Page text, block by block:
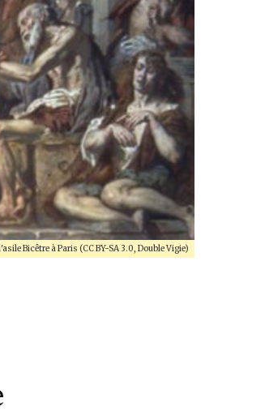
Bicêtre à Paris (CC BY-SA 3.0, Double Vigie)